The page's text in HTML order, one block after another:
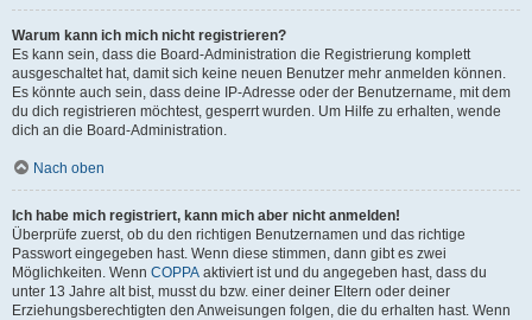
Warum kann ich mich nicht registrieren?
Es kann sein, dass die Board-Administration die Registrierung komplett
ausgeschaltet hat, damit sich keine neuen Benutzer mehr anmelden können.
Es könnte auch sein, dass deine IP-Adresse oder der Benutzername, mit dem
du dich registrieren möchtest, gesperrt wurden. Um Hilfe zu erhalten, wende
dich an die Board-Administration.
Nach oben
Ich habe mich registriert, kann mich aber nicht anmelden!
Überprüfe zuerst, ob du den richtigen Benutzernamen und das richtige
Passwort eingegeben hast. Wenn diese stimmen, dann gibt es zwei
Möglichkeiten. Wenn COPPA aktiviert ist und du angegeben hast, dass du
unter 13 Jahre alt bist, musst du bzw. einer deiner Eltern oder deiner
Erziehungsberechtigten den Anweisungen folgen, die du erhalten hast. Wenn